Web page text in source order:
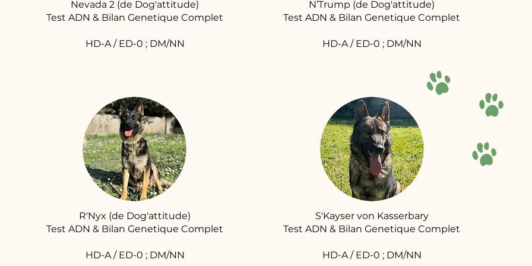
Nevada 2 (de Dog'attitude)
Test ADN & Bilan Genetique Complet
HD-A / ED-0 ; DM/NN
N’Trump (de Dog'attitude)
Test ADN & Bilan Genetique Complet
HD-A / ED-0 ; DM/NN
R'Nyx (de Dog'attitude)
Test ADN & Bilan Genetique Complet
HD-A / ED-0 ; DM/NN
S'Kayser von Kasserbary
Test ADN & Bilan Genetique Complet
HD-A / ED-0 ; DM/NN